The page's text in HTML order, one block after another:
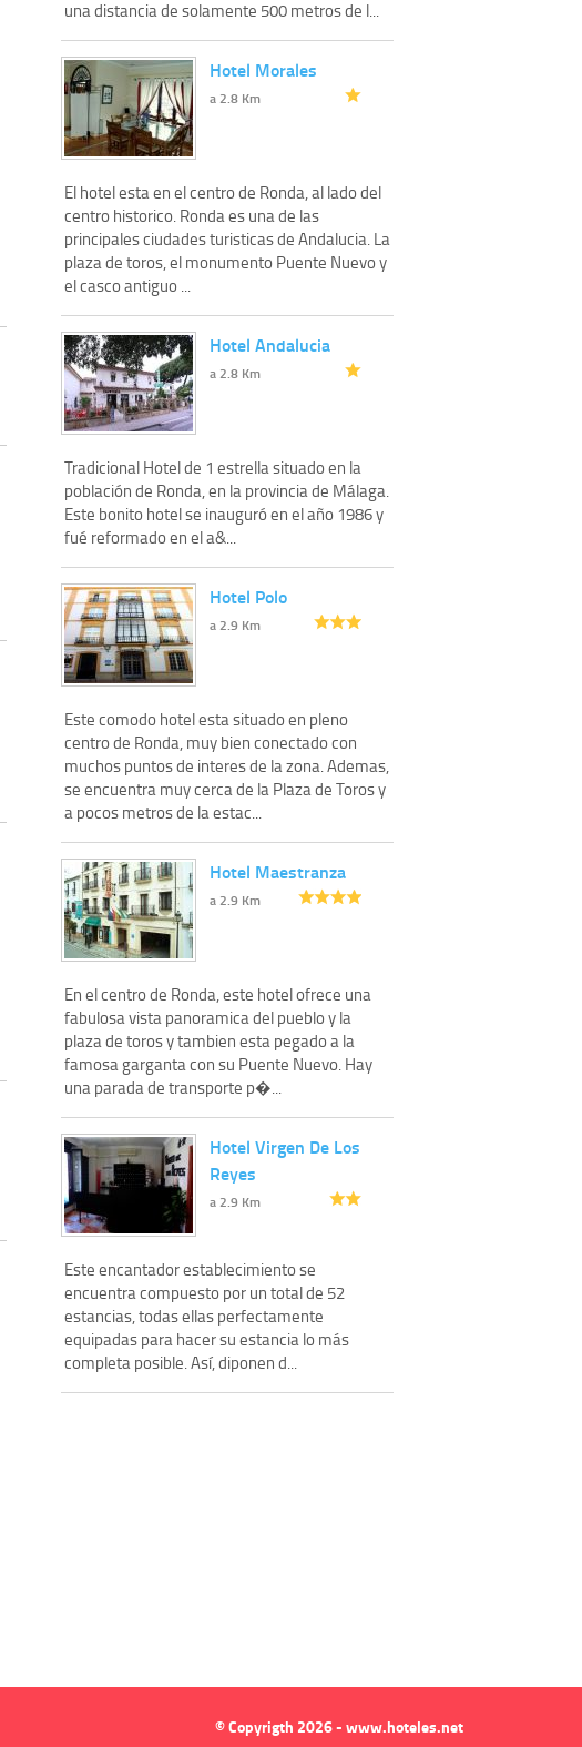
una distancia de solamente 500 metros de l...
Hotel Morales
a 2.8 Km
El hotel esta en el centro de Ronda, al lado del
centro historico. Ronda es una de las
principales ciudades turisticas de Andalucia. La
plaza de toros, el monumento Puente Nuevo y
el casco antiguo ...
Hotel Andalucia
a 2.8 Km
Tradicional Hotel de 1 estrella situado en la
población de Ronda, en la provincia de Málaga.
Este bonito hotel se inauguró en el año 1986 y
fué reformado en el a&...
Hotel Polo
a 2.9 Km
Este comodo hotel esta situado en pleno
centro de Ronda, muy bien conectado con
muchos puntos de interes de la zona. Ademas,
se encuentra muy cerca de la Plaza de Toros y
a pocos metros de la estac...
Hotel Maestranza
a 2.9 Km
En el centro de Ronda, este hotel ofrece una
fabulosa vista panoramica del pueblo y la
plaza de toros y tambien esta pegado a la
famosa garganta con su Puente Nuevo. Hay
una parada de transporte p�...
Hotel Virgen De Los
Reyes
a 2.9 Km
Este encantador establecimiento se
encuentra compuesto por un total de 52
estancias, todas ellas perfectamente
equipadas para hacer su estancia lo más
completa posible. Así, diponen d...
© Copyrigth 2026 - www.hoteles.net